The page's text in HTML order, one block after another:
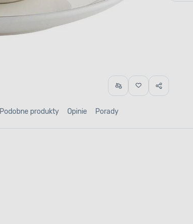
Podobne produkty Opinie Porady